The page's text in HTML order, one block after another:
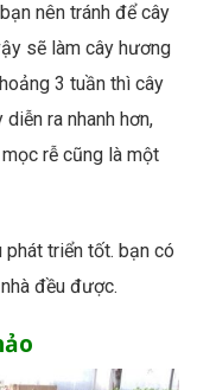
nên tránh để cây
sẽ làm cây hương
3 tuần thì cây
ra nhanh hơn,
rễ cũng là một
triển tốt. bạn có
đều được.